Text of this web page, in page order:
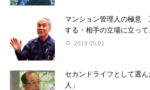
マンション管理人の極意
する・相手の立場に立って...
2018.05.01
セカンドライフとして選
人」